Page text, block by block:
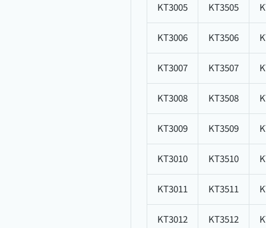
KT3005 KT3505
KT3006 KT3506
KT3007 KT3507
KT3008 KT3508
KT3009 KT3509
KT3010 KT3510
KT3011 KT3511
KT3012 KT3512